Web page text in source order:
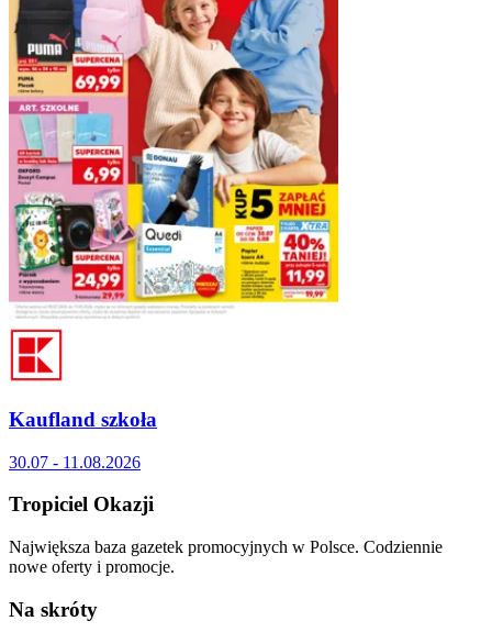
Kaufland szkoła
30.07 - 11.08.2026
Tropiciel Okazji
Największa baza gazetek promocyjnych w Polsce. Codziennie
nowe oferty i promocje.
Na skróty